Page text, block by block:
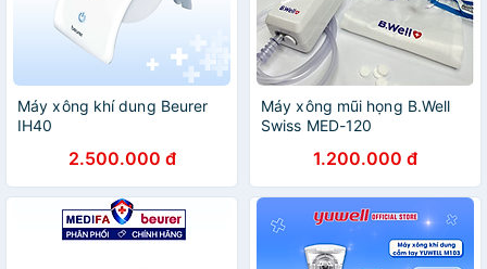
Máy xông khí dung Beurer
IH40
2.500.000 đ
Máy xông mũi họng B.Well
Swiss MED-120
1.200.000 đ